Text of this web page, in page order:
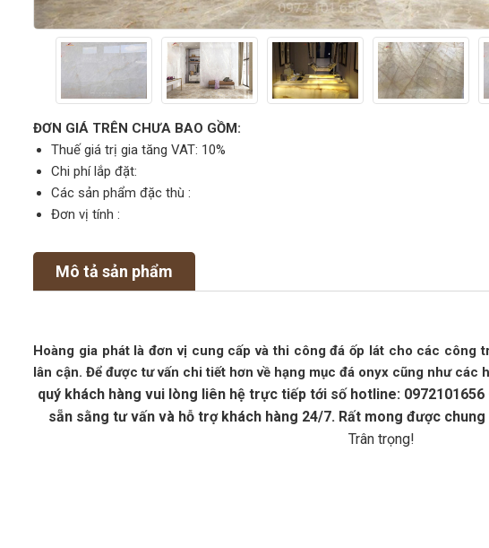
ĐƠN GIÁ TRÊN CHƯA BAO GỒM:
Thuế giá trị gia tăng VAT: 10%
Chi phí lắp đặt:
Các sản phẩm đặc thù :
Đơn vị tính :
Mô tả sản phẩm
Hoàng gia phát là đơn vị cung cấp và thi công đá ốp lát cho các công
lân cận. Để được tư vấn chi tiết hơn về hạng mục đá onyx cũng như các
quý khách hàng vui lòng liên hệ trực tiếp tới số hotline:
sẵn sằng tư vấn và hỗ trợ khách hàng 24/7. Rất mong được
Trân trọng!